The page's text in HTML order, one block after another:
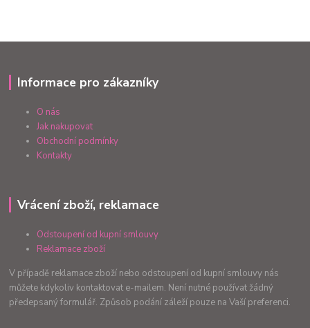
Informace pro zákazníky
O nás
Jak nakupovat
Obchodní podmínky
Kontakty
Vrácení zboží, reklamace
Odstoupení od kupní smlouvy
Reklamace zboží
V případě reklamace zboží nebo odstoupení od kupní smlouvy nás
můžete kdykoliv kontaktovat e-mailem. Není nutné používat žádný
předepsaný formulář. Způsob podání záleží pouze na Vaší preferenci.